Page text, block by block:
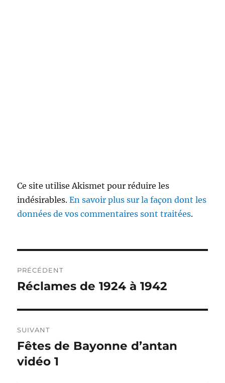
Ce site utilise Akismet pour réduire les
indésirables.En savoir plus sur la façon dont les
données de vos commentaires sont traitées.
de
PRÉCÉDENT
Publication
Réclames de 1924 à 1942
SUIVANT
Publication
suivante :
Fêtes de Bayonne d’antan
vidéo 1